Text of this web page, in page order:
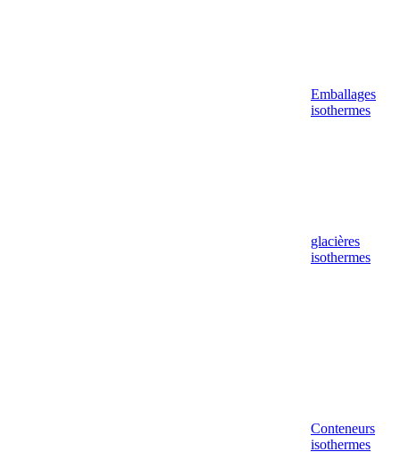
Emballages
isothermes
glacières
isothermes
Conteneurs
isothermes